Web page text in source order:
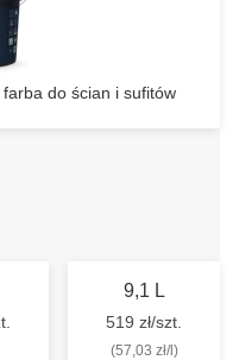
do ścian i sufitów
9,1 L
519 zł/szt.
(57,03 zł/l)